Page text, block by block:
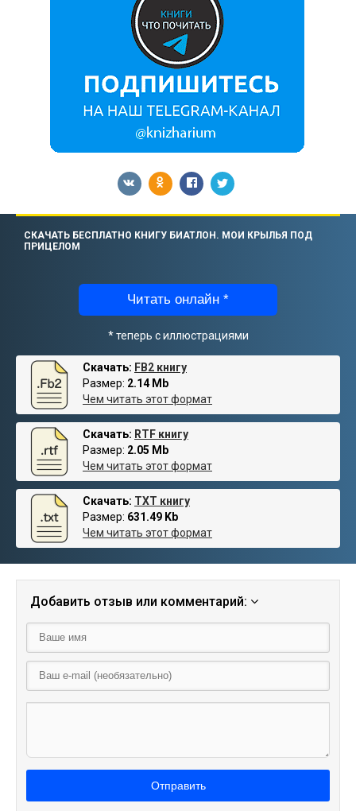
СКАЧАТЬ БЕСПЛАТНО КНИГУ БИАТЛОН. МОИ КРЫЛЬЯ ПОД
ПРИЦЕЛОМ
Читать онлайн *
* теперь с иллюстрациями
Скачать: FB2 книгу
Размер: 2.14 Mb
Чем читать этот формат
Скачать: RTF книгу
Размер: 2.05 Mb
Чем читать этот формат
Скачать: TXT книгу
Размер: 631.49 Kb
Чем читать этот формат
Добавить отзыв или комментарий:
Отправить